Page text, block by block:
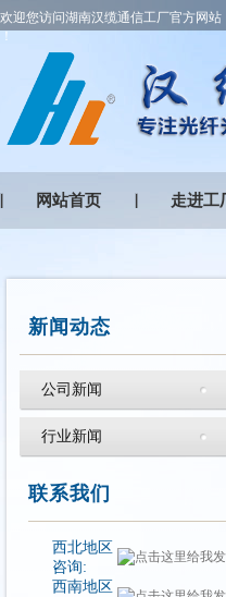
欢迎您访问湖南汉缆通信工厂官方网
！
网站首页 走进工
新闻动态
公司新闻
行业新闻
联系我们
西北地区
咨询:
西南地区